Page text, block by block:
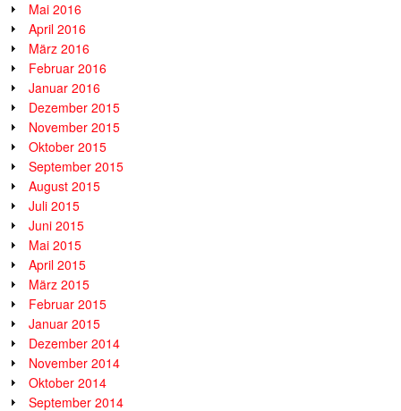
Mai 2016
April 2016
März 2016
Februar 2016
Januar 2016
Dezember 2015
November 2015
Oktober 2015
September 2015
August 2015
Juli 2015
Juni 2015
Mai 2015
April 2015
März 2015
Februar 2015
Januar 2015
Dezember 2014
November 2014
Oktober 2014
September 2014